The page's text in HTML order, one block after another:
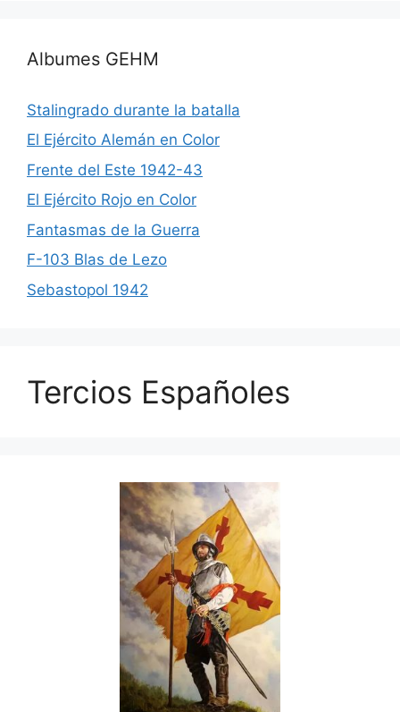
Albumes GEHM
Stalingrado durante la batalla
El Ejército Alemán en Color
Frente del Este 1942-43
El Ejército Rojo en Color
Fantasmas de la Guerra
F-103 Blas de Lezo
Sebastopol 1942
Tercios Españoles